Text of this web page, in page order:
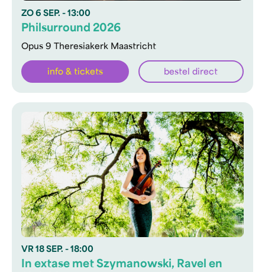
ZO 6 SEP. - 13:00
Opus 9 Theresiakerk Maastricht
Philsurround 2026
info & tickets bestel direct
VR 18 SEP. - 18:00
In extase met Szymanowski, Ravel en